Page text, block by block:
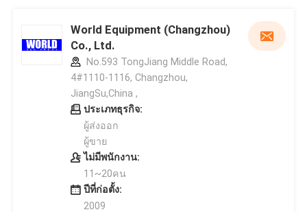
World Equipment (Changzhou)
Co., Ltd.
No.593 TongJiang Middle Road,
4#1110-1116, Changzhou,
JiangSu,China ,
ประเภทธุรกิจ:
ผู้ส่งออก
ผู้ขาย
ไม่มีพนักงาน:
11~20คน
ปีที่ก่อตั้ง:
2009